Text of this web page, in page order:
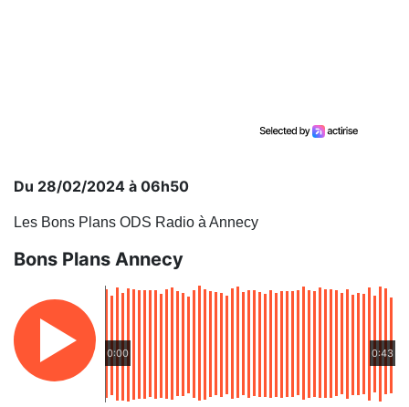
Du 28/02/2024 à 06h50
Les Bons Plans ODS Radio à Annecy
Bons Plans Annecy
0:00 0:43